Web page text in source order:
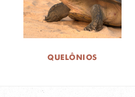
QUELÔNIOS